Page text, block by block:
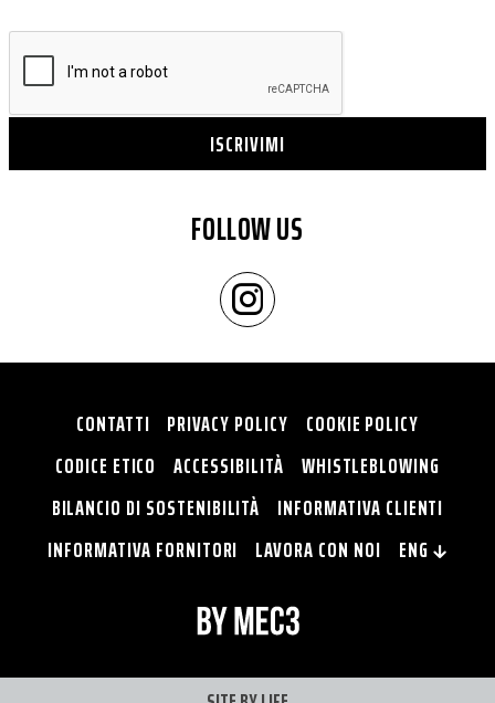
ISCRIVIMI
FOLLOW US
CONTATTI PRIVACY POLICY COOKIE POLICY
CODICE ETICO
ACCESSIBILITÀ WHISTLEBLOWING
BILANCIO DI SOSTENIBILITÀ INFORMATIVA CLIENTI
INFORMATIVA FORNITORI LAVORA CON NOI ENG